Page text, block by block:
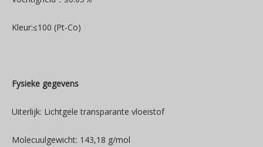
Kleur:≤100 (Pt-Co)
Fysieke gegevens
Uiterlijk: Lichtgele transparante vloeistof
Molecuulgewicht: 143,18 g/mol